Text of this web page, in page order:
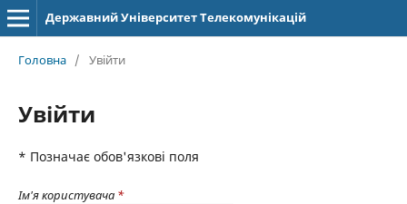
Державний Університет Телекомунікацій
Головна / Увійти
Увійти
* Позначає обов'язкові поля
Ім'я користувача *